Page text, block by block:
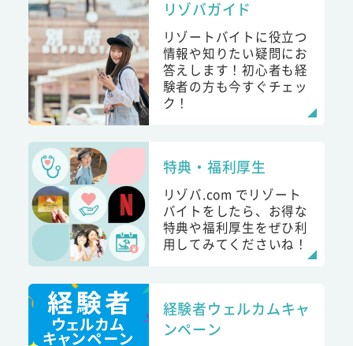
リゾバガイド
リゾートバイトに役立つ
情報や知りたい疑問にお
答えします！初心者も経
験者の方も今すぐチェッ
ク！
特典・福利厚生
リゾバ.com でリゾート
バイトをしたら、お得な
特典や福利厚生をぜひ利
用してみてくださいね！
経験者ウェルカムキャ
ンペーン